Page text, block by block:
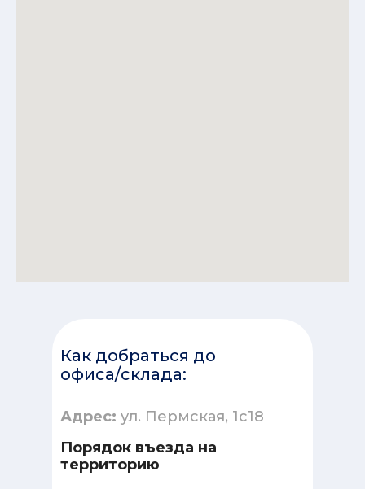
Как добраться до
офиса/склада:
Порядок въезда на
территорию
Адрес: ул. Пермская, 1с18